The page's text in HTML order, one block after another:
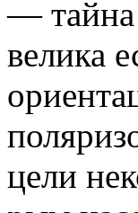
— тайна
велика
цели